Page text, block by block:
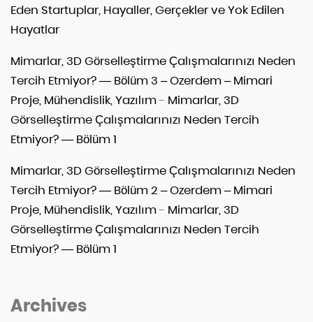
Eden Startuplar, Hayaller, Gerçekler ve Yok Edilen
Hayatlar
Mimarlar, 3D Görselleştirme Çalışmalarınızı Neden
Tercih Etmiyor? — Bölüm 3 – Ozerdem – Mimari
Proje, Mühendislik, Yazılım- Mimarlar, 3D
Görselleştirme Çalışmalarınızı Neden Tercih
Etmiyor? — Bölüm 1
Mimarlar, 3D Görselleştirme Çalışmalarınızı Neden
Tercih Etmiyor? — Bölüm 2 – Ozerdem – Mimari
Proje, Mühendislik, Yazılım- Mimarlar, 3D
Görselleştirme Çalışmalarınızı Neden Tercih
Etmiyor? — Bölüm 1
Archives